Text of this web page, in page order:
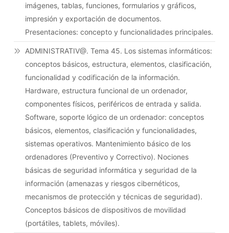
imágenes, tablas, funciones, formularios y gráficos,
impresión y exportación de documentos.
Presentaciones: concepto y funcionalidades principales.
ADMINISTRATIV@. Tema 45. Los sistemas informáticos:
conceptos básicos, estructura, elementos, clasificación,
funcionalidad y codificación de la información.
Hardware, estructura funcional de un ordenador,
componentes físicos, periféricos de entrada y salida.
Software, soporte lógico de un ordenador: conceptos
básicos, elementos, clasificación y funcionalidades,
sistemas operativos. Mantenimiento básico de los
ordenadores (Preventivo y Correctivo). Nociones
básicas de seguridad informática y seguridad de la
información (amenazas y riesgos cibernéticos,
mecanismos de protección y técnicas de seguridad).
Conceptos básicos de dispositivos de movilidad
(portátiles, tablets, móviles).